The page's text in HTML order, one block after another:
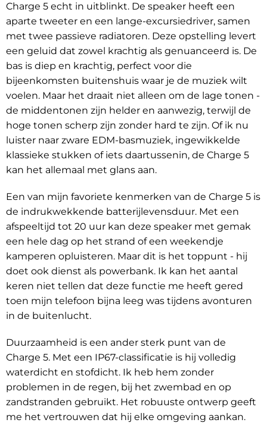
Charge 5 echt in uitblinkt. De speaker heeft een
aparte tweeter en een lange-excursiedriver, samen
met twee passieve radiatoren. Deze opstelling levert
een geluid dat zowel krachtig als genuanceerd is. De
bas is diep en krachtig, perfect voor die
bijeenkomsten buitenshuis waar je de muziek wilt
voelen. Maar het draait niet alleen om de lage tonen -
de middentonen zijn helder en aanwezig, terwijl de
hoge tonen scherp zijn zonder hard te zijn. Of ik nu
luister naar zware EDM-basmuziek, ingewikkelde
klassieke stukken of iets daartussenin, de Charge 5
kan het allemaal met glans aan.
Een van mijn favoriete kenmerken van de Charge 5 is
de indrukwekkende batterijlevensduur. Met een
afspeeltijd tot 20 uur kan deze speaker met gemak
een hele dag op het strand of een weekendje
kamperen opluisteren. Maar dit is het toppunt - hij
doet ook dienst als powerbank. Ik kan het aantal
keren niet tellen dat deze functie me heeft gered
toen mijn telefoon bijna leeg was tijdens avonturen
in de buitenlucht.
Duurzaamheid is een ander sterk punt van de
Charge 5. Met een IP67-classificatie is hij volledig
waterdicht en stofdicht. Ik heb hem zonder
problemen in de regen, bij het zwembad en op
zandstranden gebruikt. Het robuuste ontwerp geeft
me het vertrouwen dat hij elke omgeving aankan.